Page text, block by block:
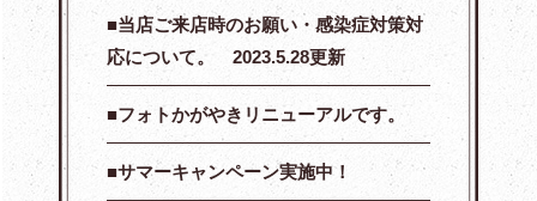
当店ご来店時のお願い・感染症対策対
応について。 2023.5.28更新
フォトかがやきリニューアルです。
サマーキャンペーン実施中！